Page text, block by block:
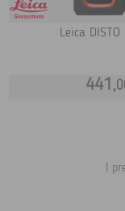
Leica DISTO
441,
I